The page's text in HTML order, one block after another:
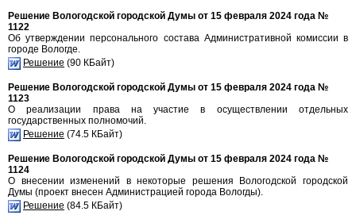
Решение Вологодской городской Думы от 15 февраля 2024 года №
1122
Об утверждении персонального состава Административной комиссии в
городе Вологде.
Решение (90 КБайт)
Решение Вологодской городской Думы от 15 февраля 2024 года №
1123
О реализации права на участие в осуществлении отдельных
государственных полномочий.
Решение (74.5 КБайт)
Решение Вологодской городской Думы от 15 февраля 2024 года №
1124
О внесении изменений в некоторые решения Вологодской городской
Думы (проект внесен Администрацией города Вологды).
Решение (84.5 КБайт)